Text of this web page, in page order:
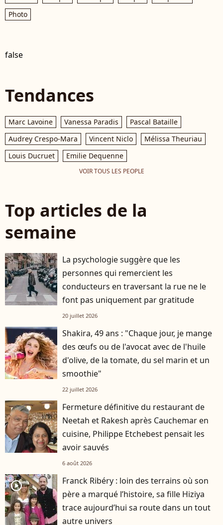
Photo
false
Tendances
Marc Lavoine Vanessa Paradis
Pascal Bataille
Audrey Crespo-Mara
Vincent Niclo
Mélissa Theuriau
Louis Ducruet
Emilie Dequenne
VOIR TOUS LES PEOPLE
Top articles de la
semaine
La psychologie suggère que les
personnes qui remercient les
conducteurs en traversant la rue ne le
font pas uniquement par gratitude
20 juillet 2026
Shakira, 49 ans : "Chaque jour, je mange
des œufs ou de l'avocat avec de l'huile
d'olive, de la tomate, du sel marin et un
smoothie"
22 juillet 2026
Fermeture définitive du restaurant de
Neetah et Rakesh après Cauchemar en
cuisine, Philippe Etchebest pensait les
avoir sauvés
6 août 2026
player2
Franck Ribéry : loin des terrains où son
père a marqué l’histoire, sa fille Hiziya
trace aujourd’hui sa route dans un tout
autre univers